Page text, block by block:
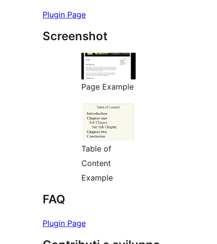
Plugin Page
Screenshot
Page Example
Table of
Content
Example
FAQ
Plugin Page